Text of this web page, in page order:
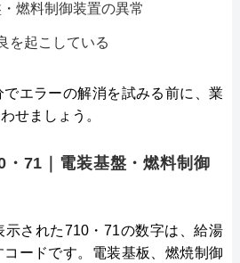
燃料制御装置の異常
を起こしている
エラーの解消を試みる前に、業
せましょう。
・71｜電装基盤・燃料制御
された710・71の数字は、給湯
ードです。電装基板、燃焼制御